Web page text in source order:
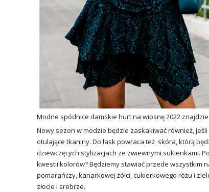
Modne spódnice damskie hurt na wiosnę 2022
Nowy sezon w modzie będzie zaskakiwać również,
otulające tkaniny. Do łask powraca też skóra, którą
dziewczęcych stylizacjach ze zwiewnymi sukienkami.
kwestii kolorów? Będziemy stawiać przede wszystkim
pomarańczy, kanarkowej żółci, cukierkowego różu i
złocie i srebrze.